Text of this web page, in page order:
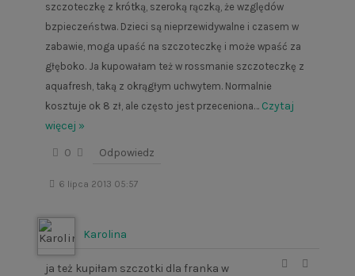
szczoteczkę z krótką, szeroką rączką, że względów
bzpieczeństwa. Dzieci są nieprzewidywalne i czasem w
zabawie, moga upaść na szczoteczkę i może wpaść za
głęboko. Ja kupowałam też w rossmanie szczoteczkę z
aquafresh, taką z okrągłym uchwytem. Normalnie
kosztuje ok 8 zł, ale często jest przeceniona… Czytaj
więcej »
0 Odpowiedz
6 lipca 2013 05:57
Karolina
ja też kupiłam szczotki dla franka w